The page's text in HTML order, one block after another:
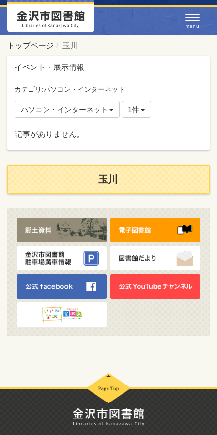
トップページ 玉川
イベント・展示情報
カテゴリ:パソコン・インターネット
パソコン・インターネット 1件
記事がありません。
玉川